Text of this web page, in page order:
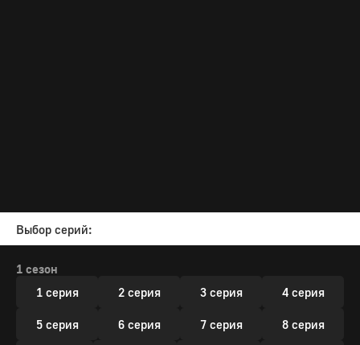
Выбор серий:
1 сезон
1 серия
2 серия 3 серия 4 серия
5 серия 6 серия 7 серия 8 серия